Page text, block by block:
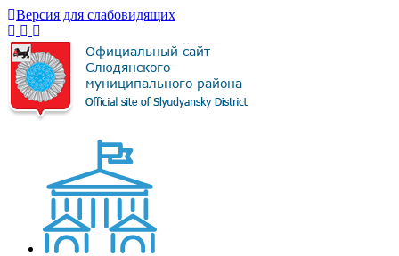
Версия для слабовидящих